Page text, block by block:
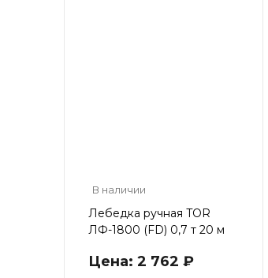
В наличии
Лебедка ручная TOR
ЛФ-1800 (FD) 0,7 т 20 м
Цена: 2 762 ₽